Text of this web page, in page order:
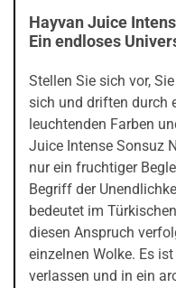
Hayvan Juice
Ein endloses
Stellen Sie sich vor,
sich und driften durch
leuchtenden Farben
Juice Intense Sonsuz
nur ein fruchtiger
Begriff der
bedeutet im
diesen Anspruch
einzelnen Wolke. Es
verlassen und in ein